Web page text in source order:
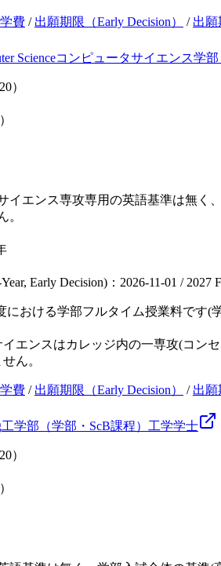
学費 / 出願期限（Early Decision） / 出願
Scienceコンピュータサイエンス学
）
イエンス専攻専用の英語基準は無く
。
Early Decision)：2026-11-01 / 2027
における学部フルタイム授業料です
イエンスはカレッジ内の一専攻(コン
ん。
学費 / 出願期限（Early Decision） / 出願
工学部（学部・ScB課程） 工学学士
）